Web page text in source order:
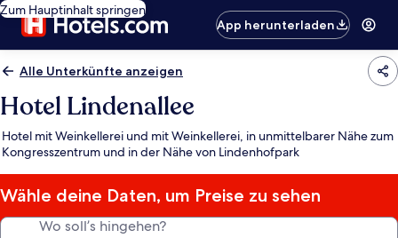
Zum Hauptinhalt springen
App herunterladen
Alle Unterkünfte anzeigen
Hotel Lindenallee
Hotel mit Weinkellerei und mit Weinkellerei, in unmittelbarer Nähe zum
Kongresszentrum und in der Nähe von Lindenhofpark
Wähle deine Daten, um Preise zu sehen
Wo soll’s hingehen?